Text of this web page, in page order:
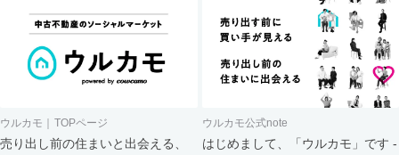
ウルカモ｜TOPページ
売り出し前の住まいと出会える、
ウルカモ公式note
はじめまして、「ウルカモ」です -